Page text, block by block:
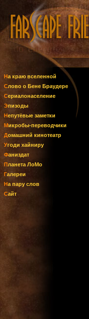
На краю вселенной
Слово о Бене Браудере
Сериалонаселение
Эпизоды
Непутёвые заметки
Микробы-переводчики
Домашний кинотеатр
Угоди хайниру
Фаниздат
Планета ЛоМо
Галереи
На пару слов
Сайт